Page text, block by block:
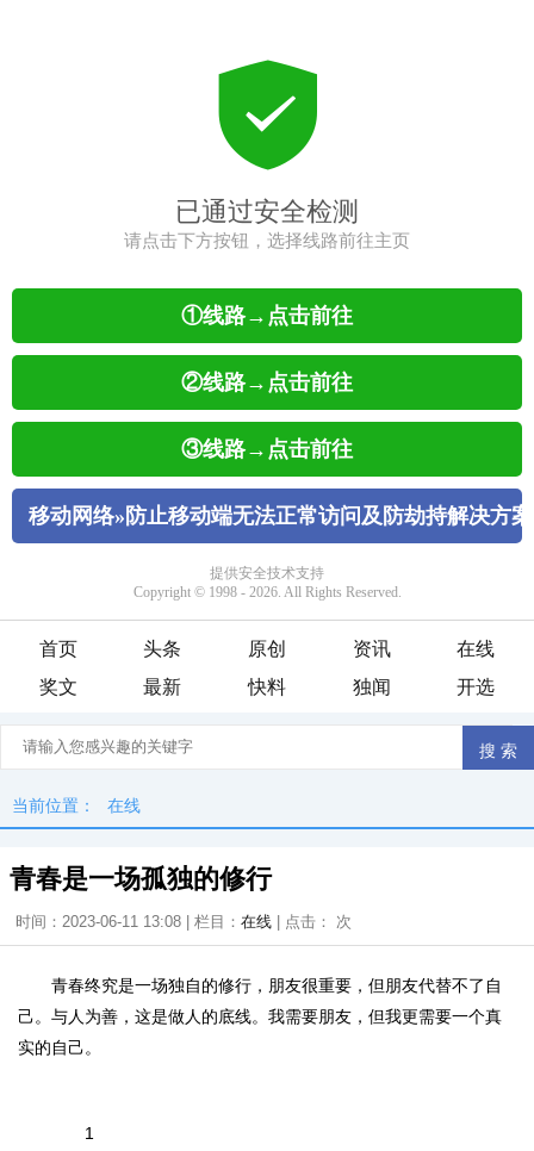
首页 头条 原创 资讯
在线
奖文
最新 快料 独闻 开选
当前位置： 在线
青春是一场孤独的修行
时间：2023-06-11 13:08 | 栏目： 在线 | 点击： 次
青春终究是一场独自的修行，朋友很重要，但朋友代替不了自
己。与人为善，这是做人的底线。我需要朋友，但我更需要一个真
实的自己。
1